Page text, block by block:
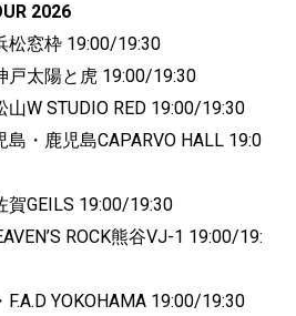
2026
窓枠 19:00/19:30
太陽と虎 19:00/19:30
W STUDIO RED 19:00/19:30
・鹿児島CAPARVO HALL 19:0
GEILS 19:00/19:30
ROCK熊谷VJ-1 19:00/19:
YOKOHAMA 19:00/19:30